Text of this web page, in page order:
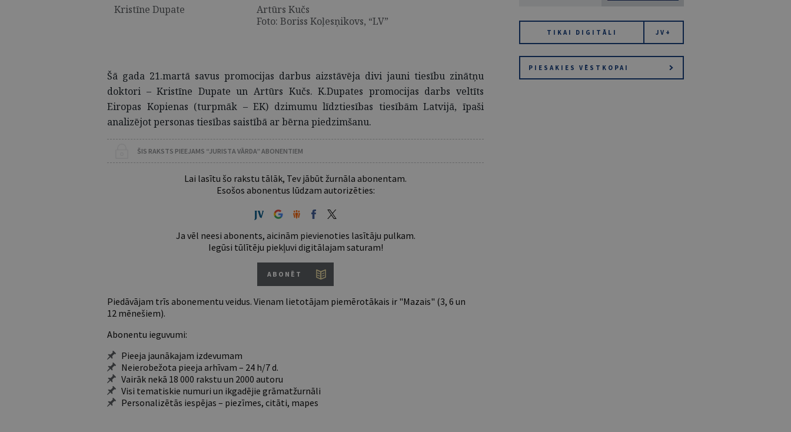
Kristīne Dupate
Artūrs Kučs
Foto: Boriss Koļesņikovs, “LV”
Šā gada 21.martā savus promocijas darbus aizstāvēja divi jauni tiesību zinātņu
doktori – Kristīne Dupate un Artūrs Kučs. K.Dupates promocijas darbs veltīts
Eiropas Kopienas (turpmāk – EK) dzimumu līdztiesības tiesībām Latvijā, īpaši
analizējot personas tiesības saistībā ar bērna piedzimšanu.
ŠIS RAKSTS PIEEJAMS “JURISTA VĀRDA” ABONENTIEM
Lai lasītu šo rakstu tālāk, Tev jābūt žurnāla abonentam.
Esošos abonentus lūdzam autorizēties:
Ja vēl neesi abonents, aicinām pievienoties lasītāju pulkam.
Iegūsi tūlītēju piekļuvi digitālajam saturam!
ABONĒT
Piedāvājam trīs abonementu veidus. Vienam lietotājam piemērotākais ir "Mazais" (3, 6 un
12 mēnešiem).
Abonentu ieguvumi:
Pieeja jaunākajam izdevumam
Neierobežota pieeja arhīvam – 24 h/7 d.
Vairāk nekā 18 000 rakstu un 2000 autoru
Visi tematiskie numuri un ikgadējie grāmatžurnāli
Personalizētās iespējas – piezīmes, citāti, mapes
TIKAI DIGITĀLI JV+
PIESAKIES VĒSTKOPAI